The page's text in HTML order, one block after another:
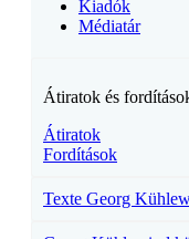
Kiadók
Médiatár
Átiratok és
Átiratok
Fordítások
Texte Georg